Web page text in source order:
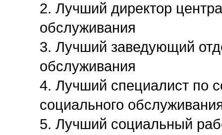
2. Лучший директор
обслуживания
3. Лучший заведующий
обслуживания
4. Лучший специалист по
социального
5. Лучший социальный